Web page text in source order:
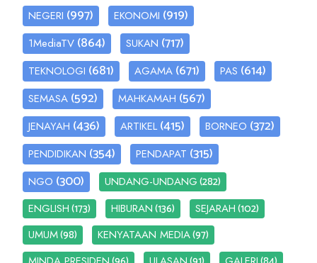
NEGERI (997) EKONOMI (919)
1MediaTV (864) SUKAN (717)
TEKNOLOGI (681) AGAMA (671) PAS (614)
SEMASA (592) MAHKAMAH (567)
JENAYAH (436) ARTIKEL (415) BORNEO (372)
PENDIDIKAN (354) PENDAPAT (315)
NGO (300) UNDANG-UNDANG(282)
ENGLISH(173) HIBURAN(136) SEJARAH(102)
UMUM(98) KENYATAAN MEDIA(97)